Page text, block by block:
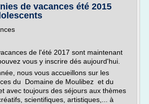
de vacances été 2015
de l'été 2017 sont maintenant
vous y inscrire dés aujourd'hui.
nous vous accueillons sur les
du Domaine de Moulibez et du
avec toujours des séjours aux thèmes
scientifiques, artistiques,... à